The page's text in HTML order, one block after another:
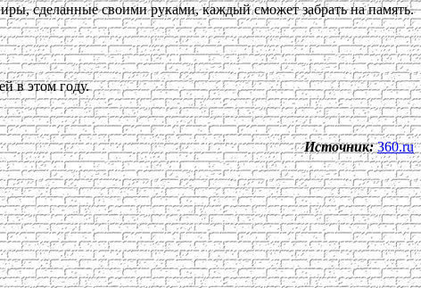
сделанные своими руками, каждый сможет забрать на память.
в этом году.
Источник: 360.ru